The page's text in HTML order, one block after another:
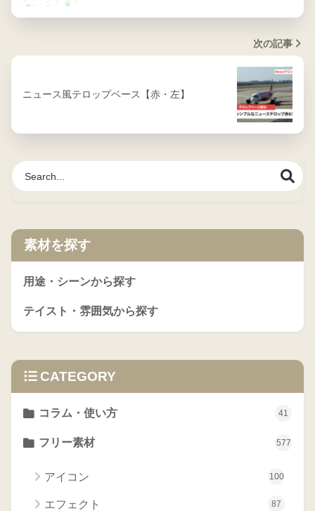
次の記事
ニュース風テロップベース【赤・左】
素材を探す
用途・シーンから探す
テイスト・雰囲気から探す
CATEGORY
コラム・使い方 41
フリー素材 577
アイコン 100
エフェクト 87